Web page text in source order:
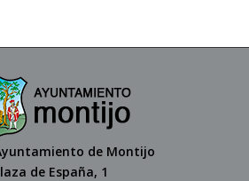
de Montijo
de España, 1